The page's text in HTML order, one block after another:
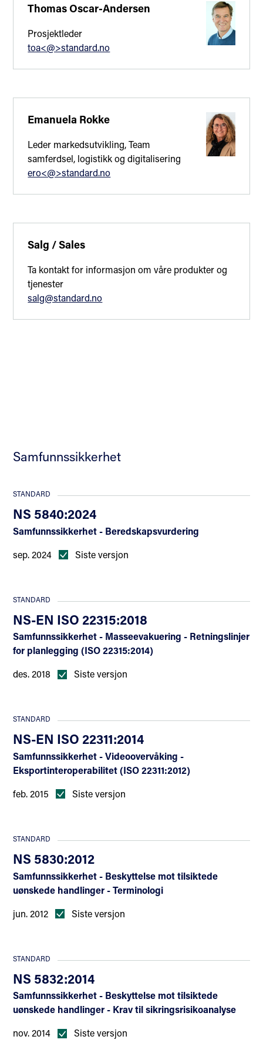
leverandører og kunder.
Thomas Oscar-Andersen
Prosjektleder
toa<@>standard.no
Emanuela Rokke
Leder markedsutvikling, Team
samferdsel, logistikk og digitalisering
ero<@>standard.no
Salg / Sales
Ta kontakt for informasjon om våre produkter og
tjenester
salg@standard.no
Samfunnssikkerhet
STANDARD
NS 5840:2024
Samfunnssikkerhet - Beredskapsvurdering
sep. 2024
Siste versjon
STANDARD
NS-EN ISO 22315:2018
Samfunnssikkerhet - Masseevakuering - Retningslinjer
for planlegging (ISO 22315:2014)
des. 2018
Siste versjon
STANDARD
NS-EN ISO 22311:2014
Samfunnssikkerhet - Videoovervåking -
Eksportinteroperabilitet (ISO 22311:2012)
feb. 2015
Siste versjon
STANDARD
NS 5830:2012
Samfunnssikkerhet - Beskyttelse mot tilsiktede
uønskede handlinger - Terminologi
jun. 2012
Siste versjon
STANDARD
NS 5832:2014
Samfunnssikkerhet - Beskyttelse mot tilsiktede
uønskede handlinger - Krav til sikringsrisikoanalyse
nov. 2014
Siste versjon